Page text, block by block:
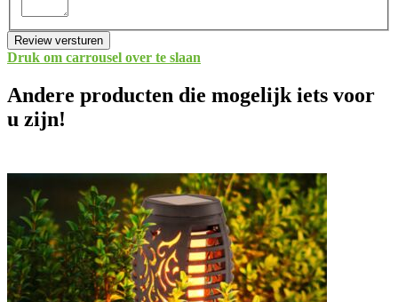
Review versturen
Druk om carrousel over te slaan
Andere producten die mogelijk iets voor
u zijn!